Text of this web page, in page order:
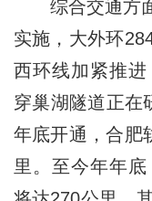
综合交通方面
实施，大外环
西环线加紧推
穿巢湖隧道正在
年底开通，合肥
里。至今年年